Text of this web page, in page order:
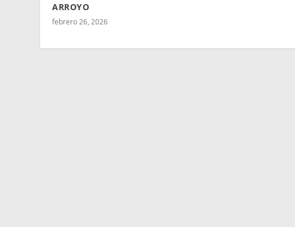
ARROYO
febrero 26, 2026